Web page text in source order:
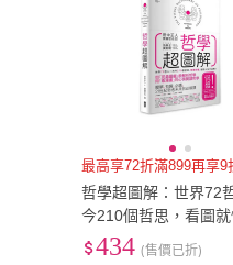
最高享72折滿899再享9
哲學超圖解：世界72
今210個哲思，看圖就
對人生不迷惘！
434 (售價已折)